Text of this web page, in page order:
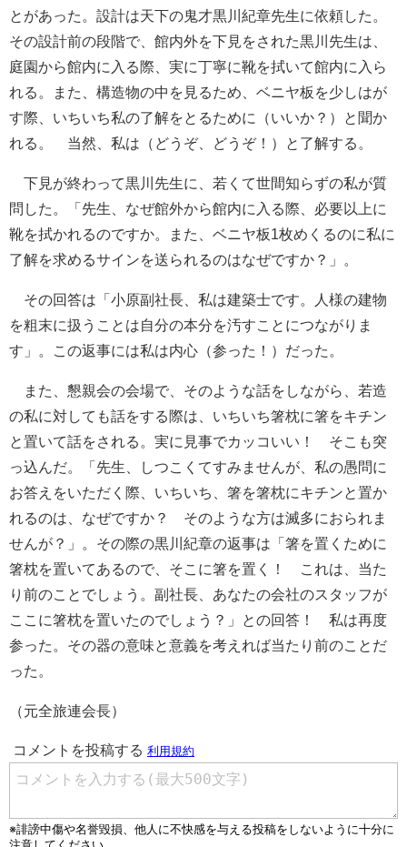
とがあった。設計は天下の鬼才黒川紀章先生に依頼した。
その設計前の段階で、館内外を下見をされた黒川先生は、
庭園から館内に入る際、実に丁寧に靴を拭いて館内に入ら
れる。また、構造物の中を見るため、ベニヤ板を少しはが
す際、いちいち私の了解をとるために（いいか？）と聞か
れる。 当然、私は（どうぞ、どうぞ！）と了解する。
下見が終わって黒川先生に、若くて世間知らずの私が質
問した。「先生、なぜ館外から館内に入る際、必要以上に
靴を拭かれるのですか。また、ベニヤ板1枚めくるのに私に
了解を求めるサインを送られるのはなぜですか？」。
その回答は「小原副社長、私は建築士です。人様の建物
を粗末に扱うことは自分の本分を汚すことにつながりま
す」。この返事には私は内心（参った！）だった。
また、懇親会の会場で、そのような話をしながら、若造
の私に対しても話をする際は、いちいち箸枕に箸をキチン
と置いて話をされる。実に見事でカッコいい！ そこも突
っ込んだ。「先生、しつこくてすみませんが、私の愚問に
お答えをいただく際、いちいち、箸を箸枕にキチンと置か
れるのは、なぜですか？ そのような方は滅多におられま
せんが？」。その際の黒川紀章の返事は「箸を置くために
箸枕を置いてあるので、そこに箸を置く！ これは、当た
り前のことでしょう。副社長、あなたの会社のスタッフが
ここに箸枕を置いたのでしょう？」との回答！ 私は再度
参った。その器の意味と意義を考えれば当たり前のことだ
った。
（元全旅連会長）